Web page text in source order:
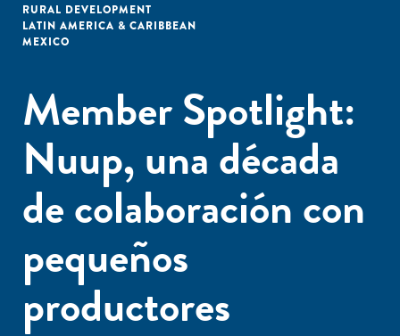
RURAL DEVELOPMENT
LATIN AMERICA & CARIBBEAN
MEXICO
Member Spotlight:
Nuup, una década
de colaboración con
pequeños
productores